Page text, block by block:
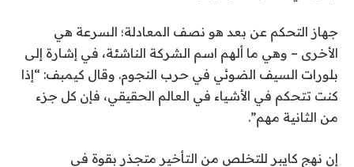
جهاز التحكم عن بعد هو نصف المعادلة؛ السرعة هي
الأخرى – وهي ما ألهم اسم الشركة الناشئة، في إشارة إلى
بلورات السيف الضوئي في حرب النجوم. وقال كيمبف: “إذا
كنت تتحكم في الأشياء في العالم الحقيقي، فإن كل جزء
من الثانية مهم”.
إن نهج كايبر للتخلص من التأخير متجذر بقوة في